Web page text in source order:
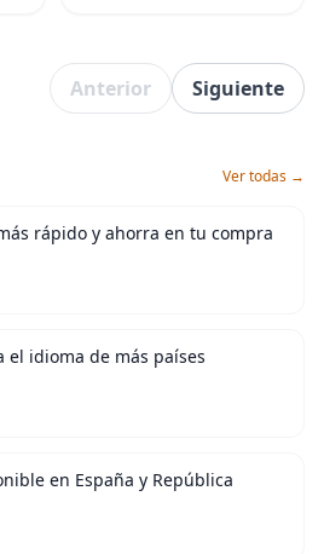
Anterior Siguiente
Ver todas →
rápido y ahorra en tu compra
el idioma de más países
en España y República